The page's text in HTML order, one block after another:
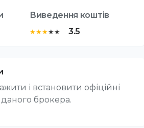
Виведення коштів
★
★
★
★
★ 3.5
і встановити офіційні
брокера.